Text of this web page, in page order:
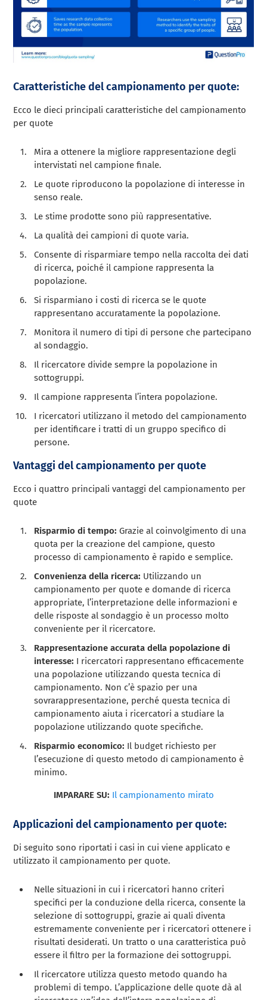
Caratteristiche del campionamento per quote:
Ecco le dieci principali caratteristiche del campionamento
per quote
Mira a ottenere la migliore rappresentazione degli
intervistati nel campione finale.
Le quote riproducono la popolazione di interesse in
senso reale.
Le stime prodotte sono più rappresentative.
La qualità dei campioni di quote varia.
Consente di risparmiare tempo nella raccolta dei dati
di ricerca, poiché il campione rappresenta la
popolazione.
Si risparmiano i costi di ricerca se le quote
rappresentano accuratamente la popolazione.
Monitora il numero di tipi di persone che partecipano
al sondaggio.
Il ricercatore divide sempre la popolazione in
sottogruppi.
Il campione rappresenta l’intera popolazione.
I ricercatori utilizzano il metodo del campionamento
per identificare i tratti di un gruppo specifico di
persone.
Vantaggi del campionamento per quote
Ecco i quattro principali vantaggi del campionamento per
quote
Risparmio di tempo:Grazie al coinvolgimento di una
quota per la creazione del campione, questo
processo di campionamento è rapido e semplice.
Convenienza della ricerca: Utilizzando un
campionamento per quote e domande di ricerca
appropriate, l’interpretazione delle informazioni e
delle risposte al sondaggio è un processo molto
conveniente per il ricercatore.
Rappresentazione accurata della popolazione di
interesse: I ricercatori rappresentano efficacemente
una popolazione utilizzando questa tecnica di
campionamento. Non c’è spazio per una
sovrarappresentazione, perché questa tecnica di
campionamento aiuta i ricercatori a studiare la
popolazione utilizzando quote specifiche.
Risparmio economico: Il budget richiesto per
l’esecuzione di questo metodo di campionamento è
minimo.
IMPARARE SU: Il campionamento mirato
Applicazioni del campionamento per quote:
Di seguito sono riportati i casi in cui viene applicato e
utilizzato il campionamento per quote.
Nelle situazioni in cui i ricercatori hanno criteri
specifici per la conduzione della ricerca, consente la
selezione di sottogruppi, grazie ai quali diventa
estremamente conveniente per i ricercatori ottenere i
risultati desiderati. Un tratto o una caratteristica può
essere il filtro per la formazione dei sottogruppi.
Il ricercatore utilizza questo metodo quando ha
problemi di tempo. L’applicazione delle quote dà al